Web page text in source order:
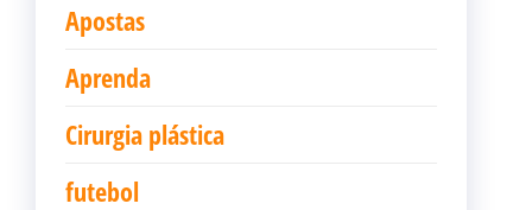
Apostas
Aprenda
Cirurgia plástica
futebol